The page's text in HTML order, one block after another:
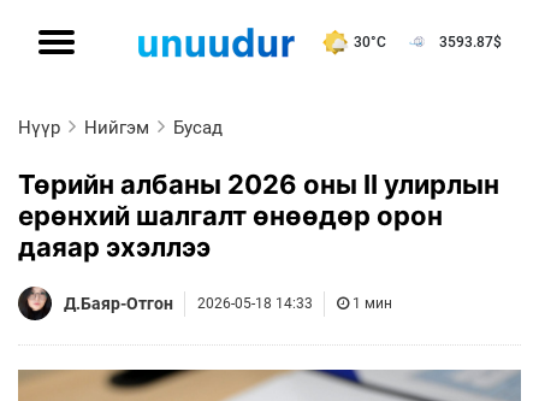
30°C 3593.87$
Нүүр Нийгэм Бусад
Төрийн албаны 2026 оны II улирлын
ерөнхий шалгалт өнөөдөр орон
даяар эхэллээ
Д.Баяр-Отгон 2026-05-18 14:33 1 мин